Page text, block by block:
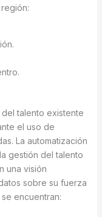
talento existente
el uso de
La automatización
gestión del talento
una visión
sobre su fuerza
encuentran: